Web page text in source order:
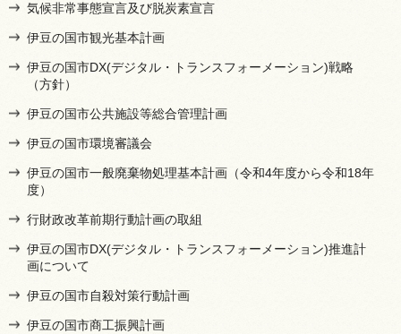
気候非常事態宣言及び脱炭素宣言
伊豆の国市観光基本計画
伊豆の国市DX(デジタル・トランスフォーメーション)戦略
（方針）
伊豆の国市公共施設等総合管理計画
伊豆の国市環境審議会
伊豆の国市一般廃棄物処理基本計画（令和4年度から令和18年
度）
行財政改革前期行動計画の取組
伊豆の国市DX(デジタル・トランスフォーメーション)推進計
画について
伊豆の国市自殺対策行動計画
伊豆の国市商工振興計画